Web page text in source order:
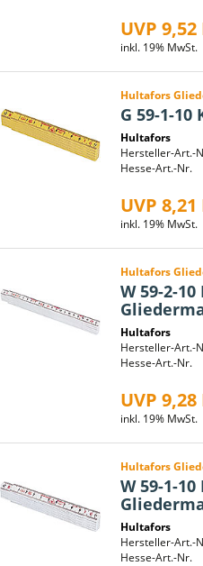
UVP 9,52
inkl. 19% MwSt.
Hultafors
G 59-1-
Hultafors
Hersteller-Art.-
Hesse-Art.-Nr.
UVP 8,21
inkl. 19% MwSt.
Hultafors
W 59-2-
Hultafors
Hersteller-Art.-
Hesse-Art.-Nr.
UVP 9,28
inkl. 19% MwSt.
Hultafors
W 59-1-
Hultafors
Hersteller-Art.-
Hesse-Art.-Nr.